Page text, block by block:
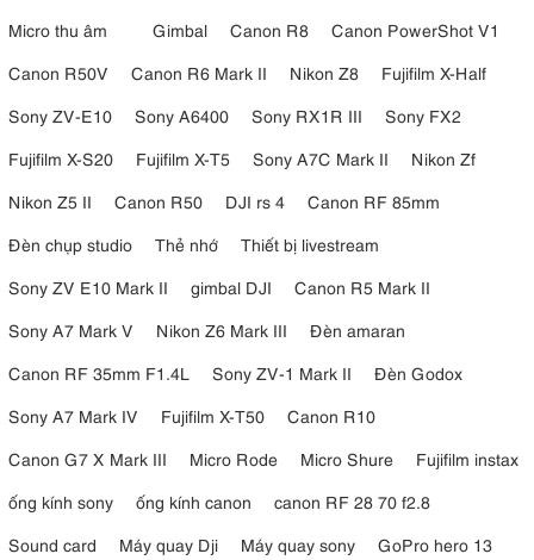
Micro thu âm Gimbal Canon R8
Canon PowerShot V1
Canon R50V
Canon R6 Mark II Nikon Z8
Fujifilm X-Half
Sony ZV-E10
Sony A6400 Sony RX1R III
Sony FX2
Fujifilm X-S20
Fujifilm X-T5 Sony A7C Mark II
Nikon Zf
Nikon Z5 II
Canon R50 DJI rs 4
Canon RF 85mm
Đèn chụp studio
Thẻ nhớ
Thiết bị livestream
Sony ZV E10 Mark II
gimbal DJI
Canon R5 Mark II
Sony A7 Mark V
Nikon Z6 Mark III
Đèn amaran
Canon RF 35mm F1.4L
Sony ZV-1 Mark II
Đèn Godox
Sony A7 Mark IV
Fujifilm X-T50
Canon R10
Canon G7 X Mark III
Micro Rode Micro Shure
Fujifilm instax
ống kính sony
ống kính canon
canon RF 28 70 f2.8
Sound card
Máy quay Dji Máy quay sony
GoPro hero 13